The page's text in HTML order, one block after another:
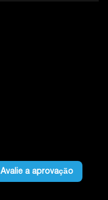
Avalie a aprovação